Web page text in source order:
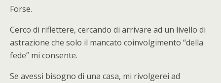
Forse.
Cerco di riflettere, cercando di arrivare ad un livello di
astrazione che solo il mancato coinvolgimento “della
fede” mi consente.
Se avessi bisogno di una casa, mi rivolgerei ad